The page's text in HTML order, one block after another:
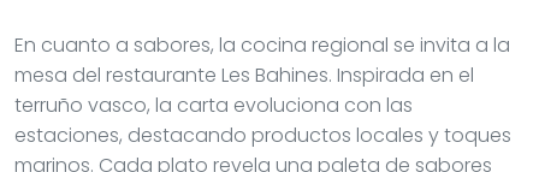
En cuanto a sabores, la cocina regional se invita a la
mesa del restaurante Les Bahines. Inspirada en el
terruño vasco, la carta evoluciona con las
estaciones, destacando productos locales y toques
marinos. Cada plato revela una paleta de sabores